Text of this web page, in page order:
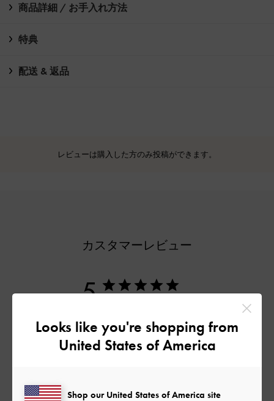
商品詳細 / お手入れ方法
特典
配送 & 返品
レビューは購入した方のみ投稿ができます。
カスタマーレビュー
5
5
1
4
0
1
0
Looks like you're shopping from
United States of America
Shop our United States of America site